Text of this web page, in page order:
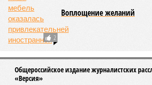
2
Воплощение желаний
Общероссийское издание журналистских
«Версия»